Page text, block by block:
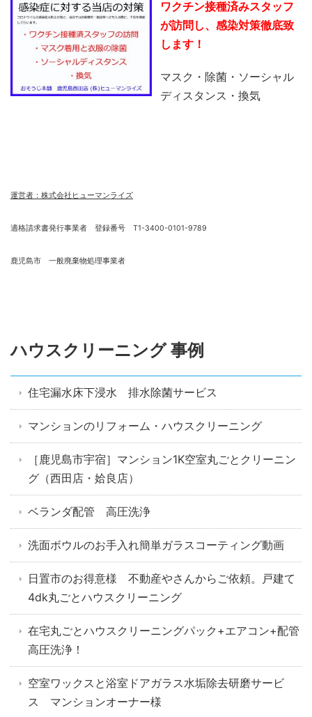
ワクチン接種済みスタッフ
が訪問し、感染対策徹底致
します！
マスク・除菌・ソーシャル
ディスタンス・換気
運営者：株式会社ヒューマンライズ
適格請求書発行事業者 登録番号 T1-3400-0101-9789
鹿児島市 一般廃棄物処理事業者
ハウスクリーニング 事例
住宅漏水床下浸水 排水除菌サービス
マンションのリフォーム・ハウスクリーニング
［鹿児島市宇宿］マンション1K空室丸ごとクリーニン
グ（西田店・姶良店）
ベランダ配管 高圧洗浄
洗面ボウルのお手入れ簡単ガラスコーティング動画
日置市のお得意様 不動産やさんからご依頼。戸建て
4dk丸ごとハウスクリーニング
在宅丸ごとハウスクリーニングパック+エアコン+配管
高圧洗浄！
空室ワックスと浴室ドアガラス水垢除去研磨サービ
ス マンションオーナー様